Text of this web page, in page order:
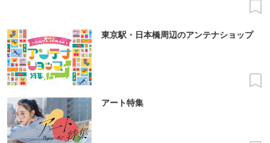
東京駅・日本橋周辺のアンテナショップ
アート特集